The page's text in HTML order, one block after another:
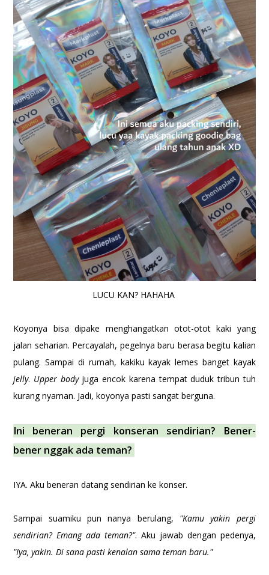
LUCU KAN? HAHAHA
Koyonya bisa dipake menghangatkan otot-otot kaki yang
jalan seharian. Percayalah, pegelnya baru berasa begitu kalian
pulang. Sampai di rumah, kakiku kayak lemes banget kayak
jelly. Upper bodyjuga encok karena tempat duduk tribun tuh
kurang nyaman. Jadi, koyonya pasti sangat berguna.
Ini beneran pergi konseran sendirian? Bener-
bener nggak ada teman?
IYA. Aku beneran datang sendirian ke konser.
Sampai suamiku pun nanya berulang, "Kamu yakin pergi
sendirian? Emang ada teman?". Aku jawab dengan pedenya,
"Iya, yakin. Di sana pasti kenalan sama teman baru."